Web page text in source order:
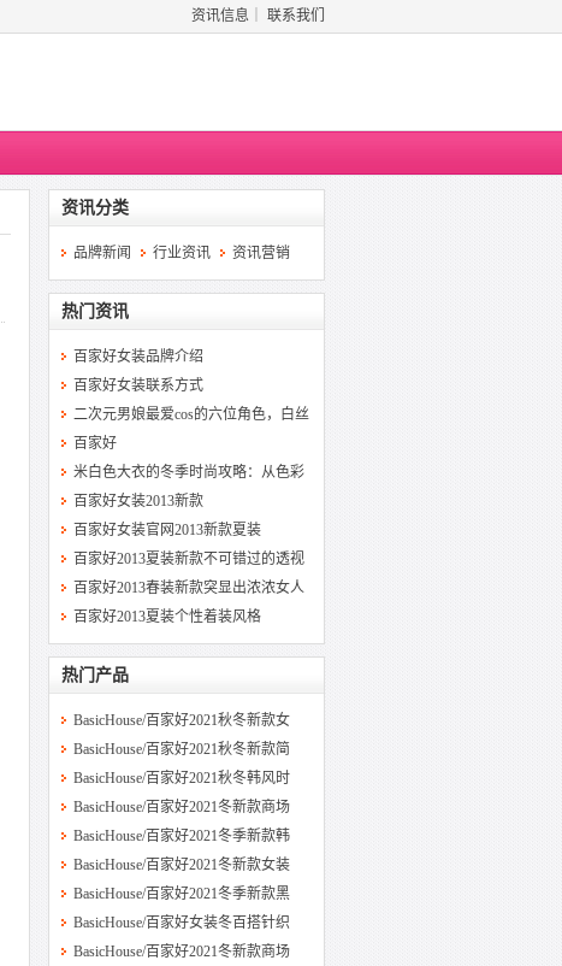
资讯信息 联系我们
资讯分类
品牌新闻 行业资讯 资讯营销
热门资讯
百家好女装品牌介绍
百家好女装联系方式
二次元男娘最爱cos的六位角色，白丝
百家好
米白色大衣的冬季时尚攻略：从色彩
百家好女装2013新款
百家好女装官网2013新款夏装
百家好2013夏装新款不可错过的透视
百家好2013春装新款突显出浓浓女人
百家好2013夏装个性着装风格
热门产品
BasicHouse/百家好2021秋冬新款女
BasicHouse/百家好2021秋冬新款简
BasicHouse/百家好2021秋冬韩风时
BasicHouse/百家好2021冬新款商场
BasicHouse/百家好2021冬季新款韩
BasicHouse/百家好2021冬新款女装
BasicHouse/百家好2021冬季新款黑
BasicHouse/百家好女装冬百搭针织
BasicHouse/百家好2021冬新款商场